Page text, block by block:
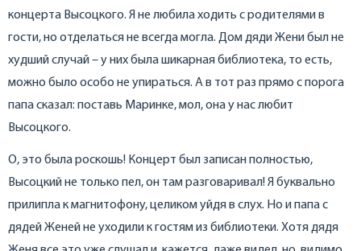
концерта Высоцкого. Я не любила ходить с родителями в
гости, но отделаться не всегда могла. Дом дяди Жени был не
худший случай – у них была шикарная библиотека, то есть,
можно было особо не упираться. А в тот раз прямо с порога
папа сказал: поставь Маринке, мол, она у нас любит
Высоцкого.
О, это была роскошь! Концерт был записан полностью,
Высоцкий не только пел, он там разговаривал! Я буквально
прилипла к магнитофону, целиком уйдя в слух. Но и папа с
дядей Женей не уходили к гостям из библиотеки. Хотя дядя